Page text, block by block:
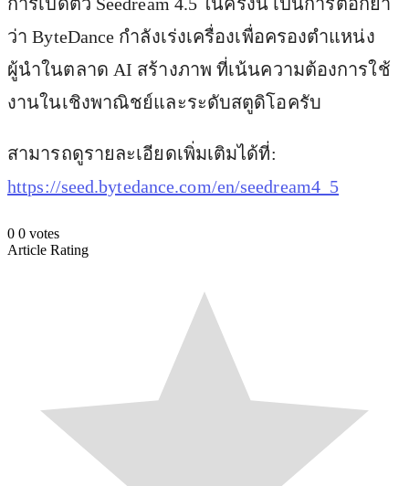
ว่า ByteDance กำลังเร่งเครื่องเพื่อครองตำแหน่ง
ผู้นำในตลาด AI สร้างภาพ ที่เน้นความต้องการใช้
งานในเชิงพาณิชย์และระดับสตูดิโอครับ
สามารถดูรายละเอียดเพิ่มเติมได้ที่:
https://seed.bytedance.com/en/seedream4_5
0 0 votes
Article Rating